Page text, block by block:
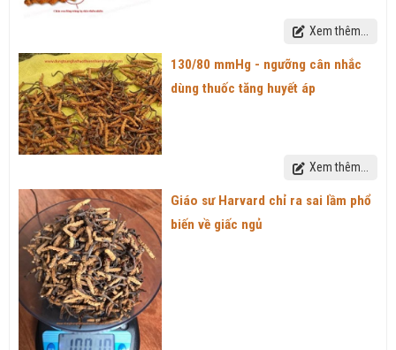
Xem thêm...
130/80 mmHg - ngưỡng cân nhắc
dùng thuốc tăng huyết áp
Xem thêm...
Giáo sư Harvard chỉ ra sai lầm phổ
biến về giấc ngủ